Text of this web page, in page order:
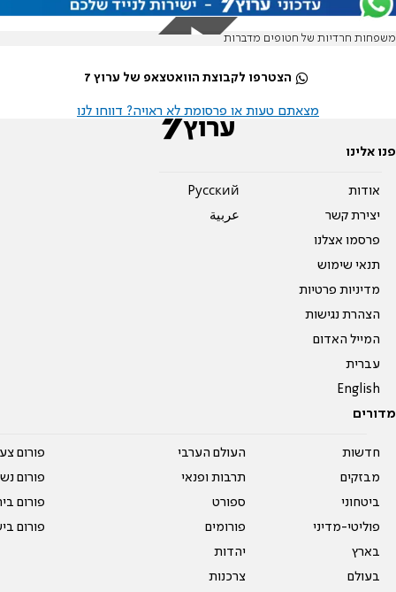
משפחות חרדיות של חטופים מדברות
הצטרפו לקבוצת הוואטצאפ של ערוץ 7
מצאתם טעות או פרסומת לא ראויה? דווחו לנו
פנו אלינו
אודות
יצירת קשר
פרסמו אצלנו
תנאי שימוש
מדיניות פרטיות
הצהרת נגישות
המייל האדום
עברית
English
Pусский
عربية
מדורים
חדשות
מבזקים
ביטחוני
פוליטי-מדיני
בארץ
בעולם
העולם הערבי
תרבות ופנאי
ספורט
פורומים
יהדות
צרכנות
פורום
פורום
פורום
פורום